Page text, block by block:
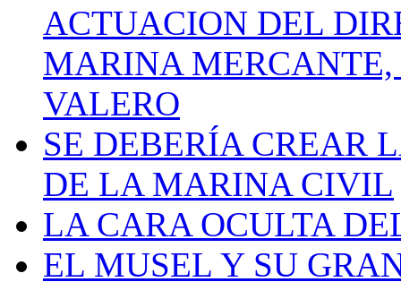
ACTUACION DEL
MARINA
VALERO
SE DEBERÍA CREAR
DE LA MARINA CIVIL
LA CARA OCULTA
EL MUSEL Y SU